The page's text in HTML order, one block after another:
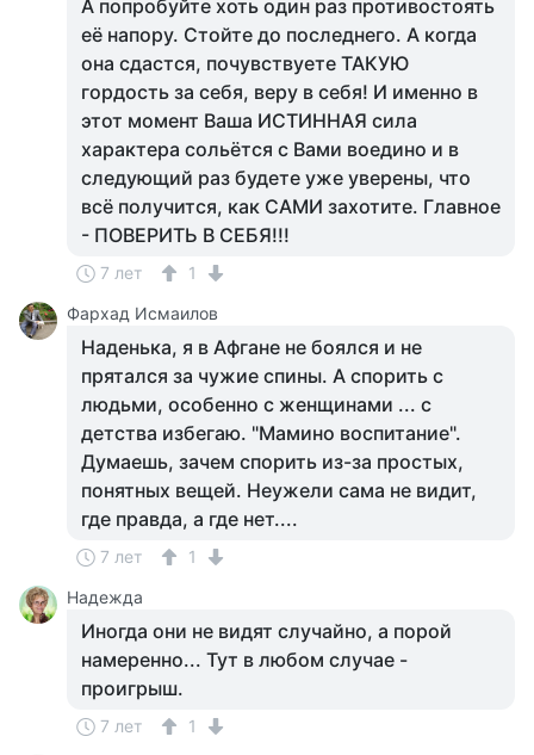
А попробуйте хоть один раз противостоять
её напору. Стойте до последнего. А когда
она сдастся, почувствуете ТАКУЮ
гордость за себя, веру в себя! И именно в
этот момент Ваша ИСТИННАЯ сила
характера сольётся с Вами воедино и в
следующий раз будете уже уверены, что
всё получится, как САМИ захотите. Главное
- ПОВЕРИТЬ В СЕБЯ!!!
7 лет
1
Фархад Исмаилов
Наденька, я в Афгане не боялся и не
прятался за чужие спины. А спорить с
людьми, особенно с женщинами ... с
детства избегаю. "Мамино воспитание".
Думаешь, зачем спорить из-за простых,
понятных вещей. Неужели сама не видит,
где правда, а где нет....
7 лет
1
Надежда
Иногда они не видят случайно, а порой
намеренно... Тут в любом случае -
проигрыш.
7 лет
1